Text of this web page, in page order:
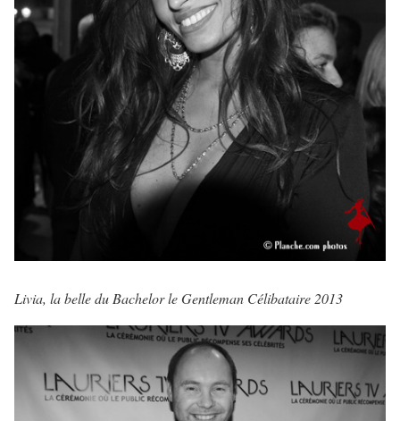
Livia, la belle du Bachelor le Gentleman Célibataire 2013